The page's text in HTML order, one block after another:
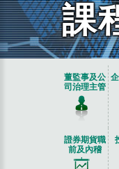
課
董監事及公
司治理主管
證券期貨職
前及內稽